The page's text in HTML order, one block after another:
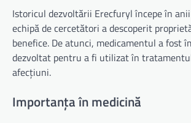
Istoricul dezvoltării Erecfuryl începe în
echipă de cercetători a descoperit
benefice. De atunci, medicamentul a fost
dezvoltat pentru a fi utilizat în
afecțiuni.
Importanța în medicină